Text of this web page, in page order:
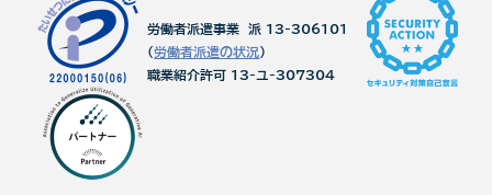
労働者派遣事業 派 13-306101
(労働者派遣の状況)
職業紹介許可 13-ユ-307304